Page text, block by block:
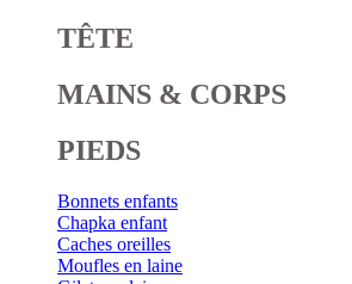
TÊTE
MAINS & CORPS
PIEDS
Bonnets enfants
Chapka enfant
Caches oreilles
Moufles en laine